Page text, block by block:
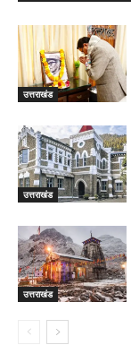
उत्तराखंड
उत्तराखंड
उत्तराखंड